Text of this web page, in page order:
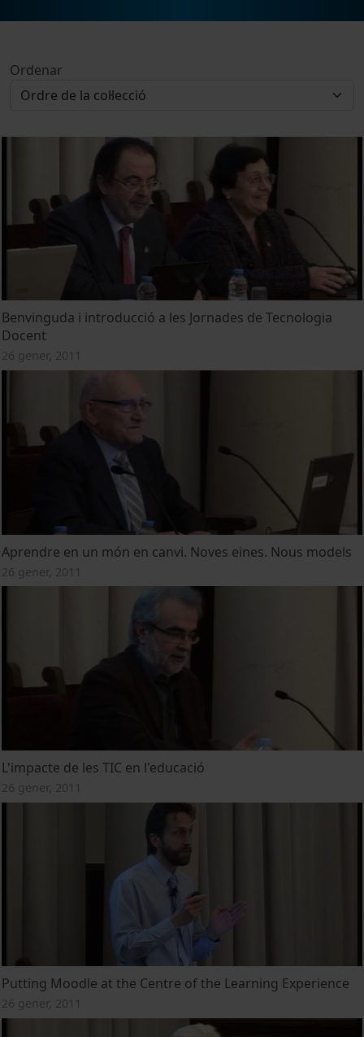
Ordenar
Benvinguda i introducció a les Jornades de Tecnologia
Docent
26 gener, 2011
Aprendre en un món en canvi. Noves eines. Nous models
26 gener, 2011
L'impacte de les TIC en l'educació
26 gener, 2011
Putting Moodle at the Centre of the Learning Experience
26 gener, 2011